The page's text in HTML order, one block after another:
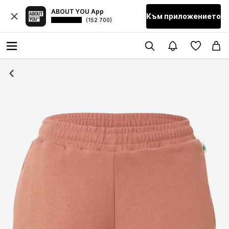
ABOUT YOU App
(152 700) Към приложението